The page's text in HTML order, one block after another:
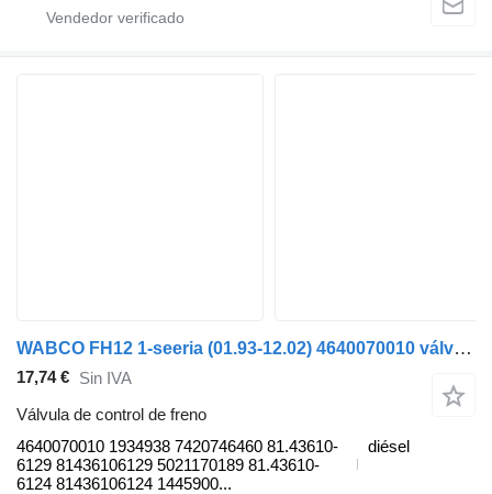
WABCO FH12 1-seeria (01.93-12.02) 4640070010 válvula de control de freno para Volvo FH12, FH16, NH12, FH, VNL780 (1993-2014) cabeza tractora
17,74 € Sin IVA
Válvula de control de freno
4640070010 1934938 7420746460 81.43610-
6129 81436106129 5021170189 81.43610-
6124 81436106124 1445900...
diésel